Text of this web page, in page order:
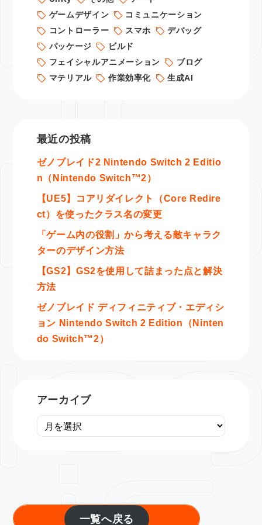
ゲームデザイン
コミュニケーション
コントローラー
スマホ
デバッグ
パッケージ
ビルド
フェイシャルアニメーション
ブログ
マテリアル
作業効率化 生成AI
最近の投稿
ゼノブレイド2 Nintendo Switch 2 Editio
n（Nintendo Switch™2）
【UE5】コアリダイレクト（Core Redire
ct）を使ったクラス名の変更
「ゲーム内の役割」から考える敵キャラク
ターのデザイン方法
【GS2】GS2を使用して詰まった点と解決
方法
ゼノブレイド ディフィニティブ・エディシ
ョン Nintendo Switch 2 Edition（Ninten
do Switch™2）
アーカイブ
一覧へ戻る